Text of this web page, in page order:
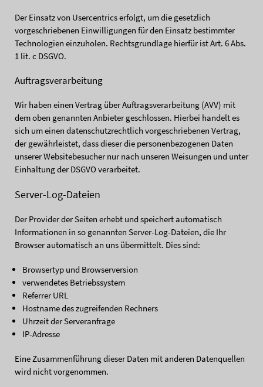
Der Einsatz von Usercentrics erfolgt, um die gesetzlich
vorgeschriebenen Einwilligungen für den Einsatz bestimmter
Technologien einzuholen. Rechtsgrundlage hierfür ist Art. 6 Abs.
1 lit. c DSGVO.
Auftragsverarbeitung
Wir haben einen Vertrag über Auftragsverarbeitung (AVV) mit
dem oben genannten Anbieter geschlossen. Hierbei handelt es
sich um einen datenschutzrechtlich vorgeschriebenen Vertrag,
der gewährleistet, dass dieser die personenbezogenen Daten
unserer Websitebesucher nur nach unseren Weisungen und unter
Einhaltung der DSGVO verarbeitet.
Server-Log-Dateien
Der Provider der Seiten erhebt und speichert automatisch
Informationen in so genannten Server-Log-Dateien, die Ihr
Browser automatisch an uns übermittelt. Dies sind:
Browsertyp und Browserversion
verwendetes Betriebssystem
Referrer URL
Hostname des zugreifenden Rechners
Uhrzeit der Serveranfrage
IP-Adresse
Eine Zusammenführung dieser Daten mit anderen Datenquellen
wird nicht vorgenommen.